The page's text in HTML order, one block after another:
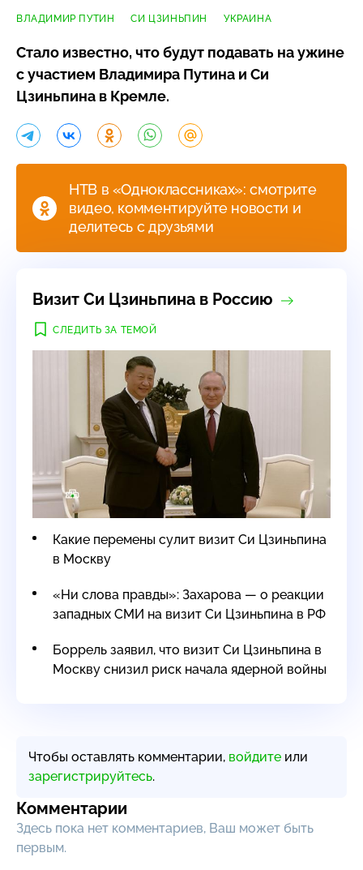
ВЛАДИМИР ПУТИН СИ ЦЗИНЬПИН УКРАИНА
Стало известно, что будут подавать на ужине
с участием Владимира Путина и Си
Цзиньпина в Кремле.
НТВ в «Одноклассниках»: смотрите
видео, комментируйте новости и
делитесь с друзьями
Визит Си Цзиньпина в Россию
СЛЕДИТЬ ЗА ТЕМОЙ
Какие перемены сулит визит Си Цзиньпина
в Москву
«Ни слова правды»: Захарова — о реакции
западных СМИ на визит Си Цзиньпина в РФ
Боррель заявил, что визит Си Цзиньпина в
Москву снизил риск начала ядерной войны
Чтобы оставлять комментарии, войдите или
зарегистрируйтесь.
Комментарии
Здесь пока нет комментариев, Ваш может быть
первым.